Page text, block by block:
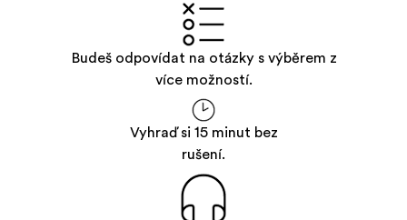
Budeš odpovídat na otázky s výběrem z
více možností.
Vyhraď si 15 minut bez
rušení.